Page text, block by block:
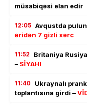
müsabiqəsi elan edir
12:05 Avqustda
əridən 7 gizli xərc
11:52
Britaniya
– SİYAHI
11:40
Ukraynalı
toplantısına girdi –